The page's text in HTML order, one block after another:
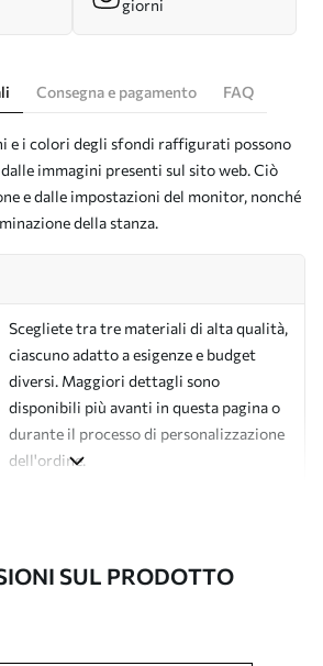
giorni
Consegna e pagamento FAQ
e i colori degli sfondi raffigurati possono
immagini presenti sul sito web. Ciò
e dalle impostazioni del monitor, nonché
della stanza.
Scegliete tra tre materiali di alta qualità,
ciascuno adatto a esigenze e budget
diversi. Maggiori dettagli sono
disponibili più avanti in questa pagina o
durante il processo di personalizzazione
dell'ordine.
SUL PRODOTTO